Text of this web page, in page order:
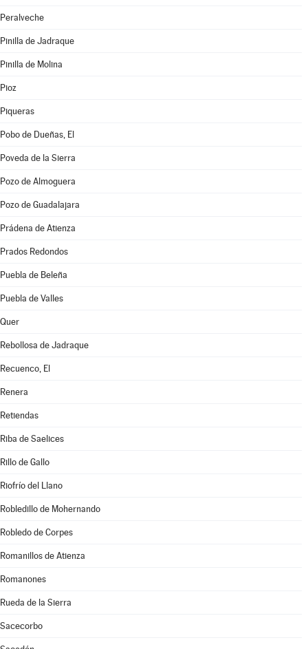
Peralveche
Pinilla de Jadraque
Pinilla de Molina
Pioz
Piqueras
Pobo de Dueñas, El
Poveda de la Sierra
Pozo de Almoguera
Pozo de Guadalajara
Prádena de Atienza
Prados Redondos
Puebla de Beleña
Puebla de Valles
Quer
Rebollosa de Jadraque
Recuenco, El
Renera
Retiendas
Riba de Saelices
Rillo de Gallo
Riofrío del Llano
Robledillo de Mohernando
Robledo de Corpes
Romanillos de Atienza
Romanones
Rueda de la Sierra
Sacecorbo